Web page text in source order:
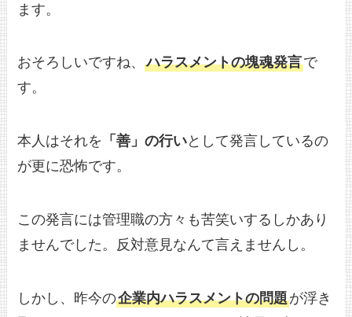
ます。
おそろしいですね、ハラスメントの塊魂発言で
す。
本人はそれを 「善」の行いとして発言しているの
が更に恐怖です。
この発言には管理職の方々も苦笑いするしかあり
ませんでした。反対意見なんて言えませんし。
しかし、昨今の企業内ハラスメントの問題が浮き